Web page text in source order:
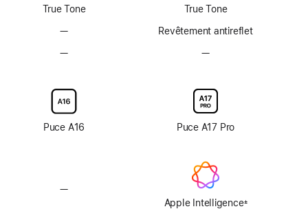
True Tone
—Revêtement
—Option
d’écran
nanotexturé
non
Puce A16
—Apple Intelligence
True Tone
Revêtement antireflet
—Option
d’écran
nanotexturé
non
Puce A17 Pro
Apple Intelligence±